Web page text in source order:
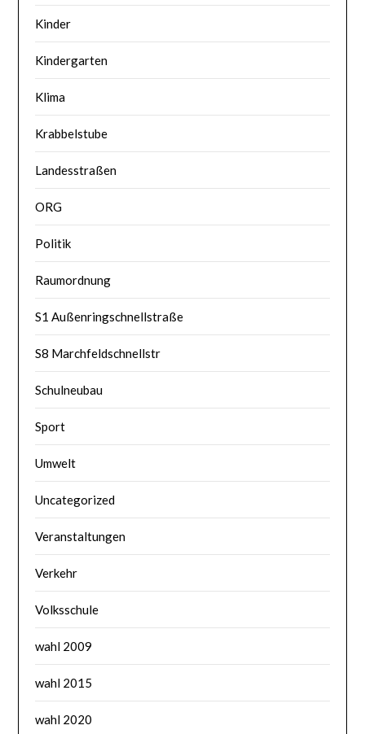
Kinder
Kindergarten
Klima
Krabbelstube
Landesstraßen
ORG
Politik
Raumordnung
S1 Außenringschnellstraße
S8 Marchfeldschnellstr
Schulneubau
Sport
Umwelt
Uncategorized
Veranstaltungen
Verkehr
Volksschule
wahl 2009
wahl 2015
wahl 2020